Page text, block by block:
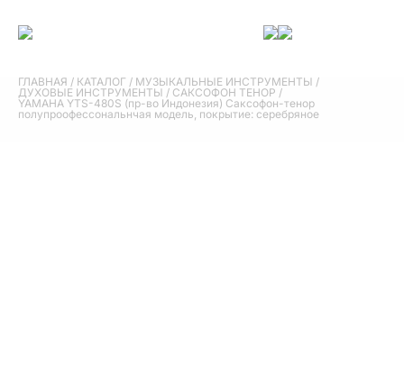
ГЛАВНАЯ / КАТАЛОГ / МУЗЫКАЛЬНЫЕ ИНСТРУМЕНТЫ /
ДУХОВЫЕ ИНСТРУМЕНТЫ / САКСОФОН ТЕНОР /
YAMAHA YTS-480S (пр-во Индонезия) Саксофон-тенор
полупроофессональнчая модель, покрытие: серебряное